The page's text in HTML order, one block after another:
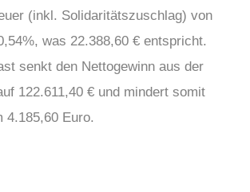
(inkl. Solidaritätszuschlag) von
was 22.388,60 € entspricht.
senkt den Nettogewinn aus der
122.611,40 € und mindert somit
4.185,60 Euro.